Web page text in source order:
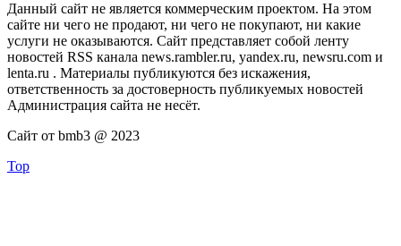
Данный сайт не является коммерческим проектом. На этом
сайте ни чего не продают, ни чего не покупают, ни какие
услуги не оказываются. Сайт представляет собой ленту
новостей RSS канала news.rambler.ru, yandex.ru, newsru.com и
lenta.ru . Материалы публикуются без искажения,
ответственность за достоверность публикуемых новостей
Администрация сайта не несёт.
Сайт от bmb3 @ 2023
Top